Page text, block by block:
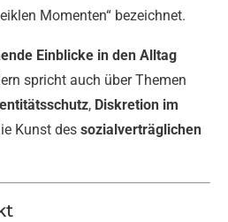
Momenten“ bezeichnet.
Einblicke in den Alltag
spricht auch über Themen
, Diskretion im
Kunst des sozialverträglichen